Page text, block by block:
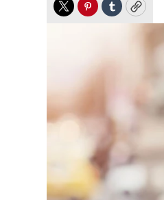
TwitterPinterest
TumblrCopy